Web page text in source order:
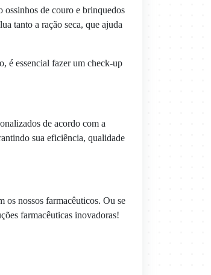
ossinhos de couro e brinquedos
tanto a ração seca, que ajuda
é essencial fazer um check-up
de acordo com a
sua eficiência, qualidade
os nossos farmacêuticos. Ou se
farmacêuticas inovadoras!